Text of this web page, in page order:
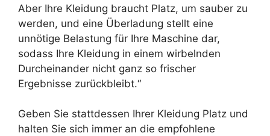
Aber Ihre Kleidung braucht Platz, um sauber zu
werden, und eine Überladung stellt eine
unnötige Belastung für Ihre Maschine dar,
sodass Ihre Kleidung in einem wirbelnden
Durcheinander nicht ganz so frischer
Ergebnisse zurückbleibt.“
Geben Sie stattdessen Ihrer Kleidung Platz und
halten Sie sich immer an die empfohlene